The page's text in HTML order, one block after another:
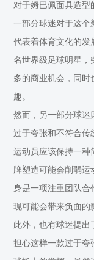
对于姆巴佩面具造型
一部分球迷对于这个
代表着体育文化的发
名世界级足球明星，
多的商业机会，同时
趣。
然而，另一部分球迷
过于夸张和不符合传
运动员应该保持一种
牌塑造可能会削弱运
身是一项注重团队合
现可能会带来负面的
此外，也有球迷提出
担心这样一款过于夸